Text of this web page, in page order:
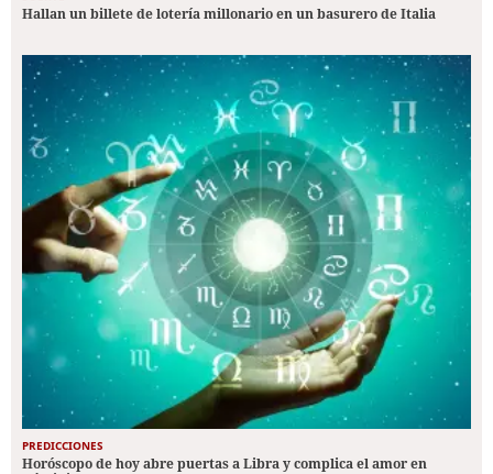
Hallan un billete de lotería millonario en un basurero de Italia
PREDICCIONES
Horóscopo de hoy abre puertas a Libra y complica el amor en